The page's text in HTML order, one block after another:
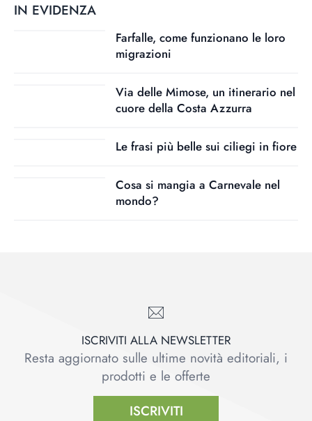
IN EVIDENZA
Farfalle, come funzionano le loro
migrazioni
Via delle Mimose, un itinerario nel
cuore della Costa Azzurra
Le frasi più belle sui ciliegi in fiore
Cosa si mangia a Carnevale nel
mondo?
ISCRIVITI ALLA NEWSLETTER
Resta aggiornato sulle ultime novità editoriali, i
prodotti e le offerte
ISCRIVITI